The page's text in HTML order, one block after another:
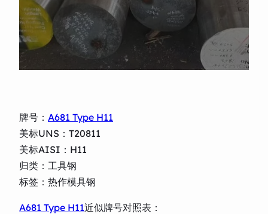
牌号： A681 Type H11
美标UNS：T20811
美标AISI：H11
归类：工具钢
标签：热作模具钢
A681 Type H11近似牌号对照表：